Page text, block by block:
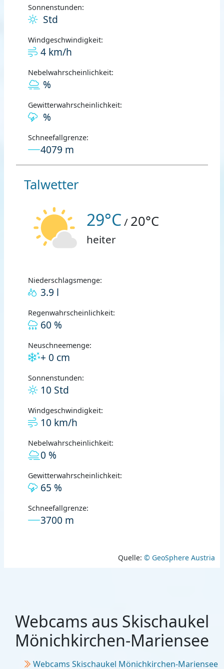
Sonnenstunden:
Std
Windgeschwindigkeit:
4 km/h
Nebelwahrscheinlichkeit:
%
Gewitterwahrscheinlichkeit:
%
Schneefallgrenze:
4079 m
Talwetter
29°C / 20°C
heiter
Niederschlagsmenge:
3.9 l
Regenwahrscheinlichkeit:
60 %
Neuschneemenge:
+ 0 cm
Sonnenstunden:
10 Std
Windgeschwindigkeit:
10 km/h
Nebelwahrscheinlichkeit:
0 %
Gewitterwahrscheinlichkeit:
65 %
Schneefallgrenze:
3700 m
Quelle: © GeoSphere Austria
Webcams aus Skischaukel
Mönichkirchen-Mariensee
Webcams Skischaukel Mönichkirchen-Mariensee